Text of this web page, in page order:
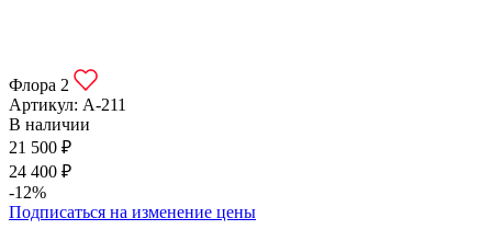
Флора 2
Артикул: А-211
В наличии
21 500 ₽
24 400 ₽
-12%
Подписаться на изменение цены